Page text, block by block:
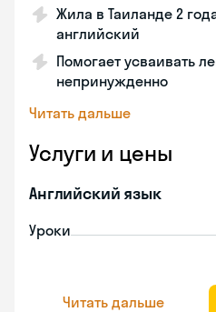
Жила в Таиланде 2
английский
Помогает усваивать
непринужденно
Читать дальше
Услуги и цены
Английский язык
Уроки
Читать дальше